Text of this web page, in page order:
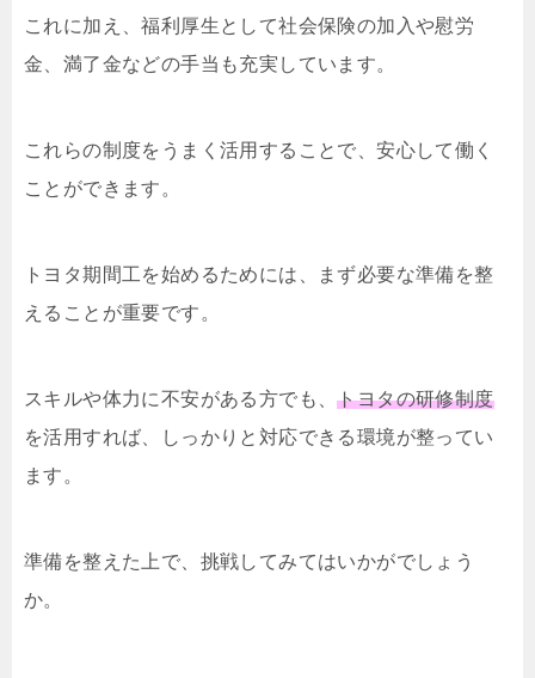
これに加え、福利厚生として社会保険の加入や慰労
金、満了金などの手当も充実しています。
これらの制度をうまく活用することで、安心して働く
ことができます。
トヨタ期間工を始めるためには、まず必要な準備を整
えることが重要です。
スキルや体力に不安がある方でも、トヨタの研修制度
を活用すれば、しっかりと対応できる環境が整ってい
ます。
準備を整えた上で、挑戦してみてはいかがでしょう
か。